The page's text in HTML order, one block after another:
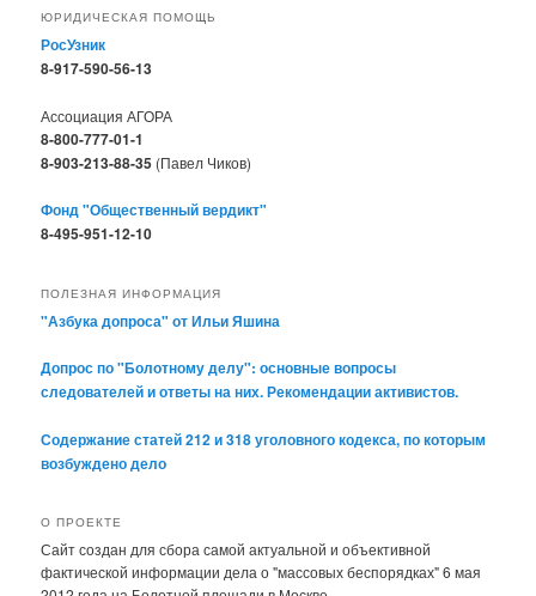
ЮРИДИЧЕСКАЯ ПОМОЩЬ
РосУзник
8-917-590-56-13
Ассоциация АГОРА
8-800-777-01-1
8-903-213-88-35 (Павел Чиков)
Фонд "Общественный вердикт"
8-495-951-12-10
ПОЛЕЗНАЯ ИНФОРМАЦИЯ
"Азбука допроса" от Ильи Яшина
Допрос по "Болотному делу": основные вопросы
следователей и ответы на них. Рекомендации активистов.
Содержание статей 212 и 318 уголовного кодекса, по которым
возбуждено дело
О ПРОЕКТЕ
Сайт создан для сбора самой актуальной и объективной
фактической информации дела о "массовых беспорядках" 6 мая